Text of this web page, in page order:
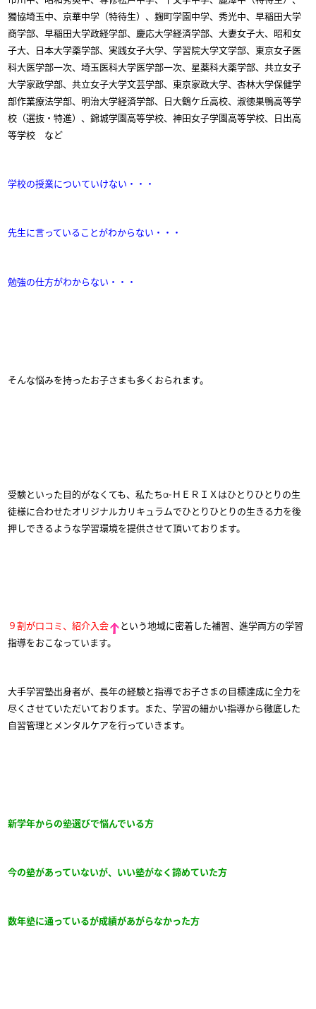
獨協埼玉中、京華中学（特待生）、麹町学園中学、秀光中、早稲田大学
商学部、早稲田大学政経学部、慶応大学経済学部、大妻女子大、昭和女
子大、日本大学薬学部、実践女子大学、学習院大学文学部、東京女子医
科大医学部一次、埼玉医科大学医学部一次、星薬科大薬学部、共立女子
大学家政学部、共立女子大学文芸学部、東京家政大学、杏林大学保健学
部作業療法学部、明治大学経済学部、日大鶴ケ丘高校、淑徳巣鴨高等学
校（選抜・特進）、錦城学園高等学校、神田女子学園高等学校、日出高
等学校 など
学校の授業についていけない・・・
先生に言っていることがわからない・・・
勉強の仕方がわからない・・・
そんな悩みを持ったお子さまも多くおられます。
受験といった目的がなくても、私たちα-ＨＥＲＩＸはひとりひとりの生
徒様に合わせたオリジナルカリキュラムでひとりひとりの生きる力を後
押しできるような学習環境を提供させて頂いております。
９割が口コミ、紹介入会
という地域に密着した補習、進学両方の学習
指導をおこなっています。
大手学習塾出身者が、長年の経験と指導でお子さまの目標達成に全力を
尽くさせていただいております。また、学習の細かい指導から徹底した
自習管理とメンタルケアを行っていきます。
新学年からの塾選びで悩んでいる方
今の塾があっていないが、いい塾がなく諦めていた方
数年塾に通っているが成績があがらなかった方